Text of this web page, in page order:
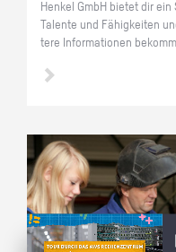
Hen­kel GmbH bie­tet dir
Ta­len­te und Fä­hig­kei­ten
te­re In­for­ma­tio­nen